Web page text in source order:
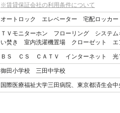
※賃貸保証会社の利用条件について
オートロック エレベーター 宅配ロッ
ＴＶモニターホン フローリング システ
い焚き 室内洗濯機置場 クローゼット
ＢＳ ＣＳ ＣＡＴＶ インターネット 光
御田小学校 三田中学校
国際医療福祉大学三田病院、東京都済生会中